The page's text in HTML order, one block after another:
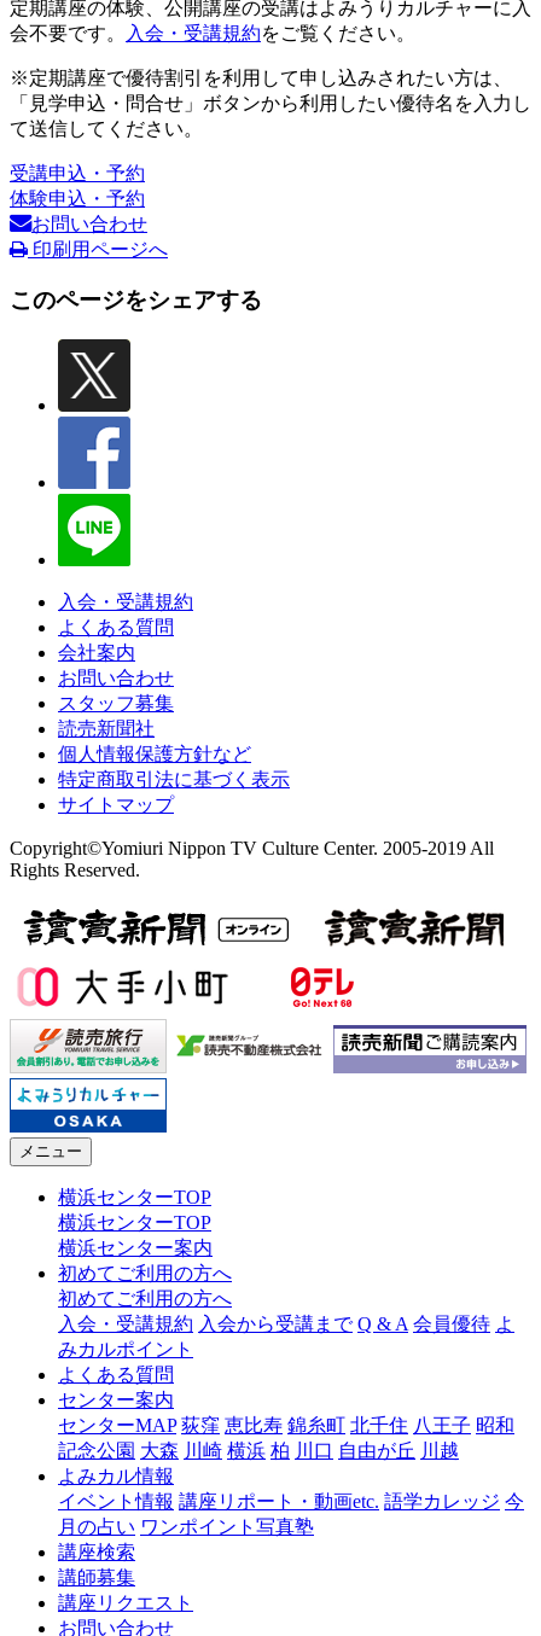
定期講座の体験、公開講座の受講はよみうりカルチャーに入
会不要です。
入会・受講規約をご覧ください。
※定期講座で優待割引を利用して申し込みされたい方は、
「見学申込・問合せ」ボタンから利用したい優待名を入力し
て送信してください。
受講申込・予約
体験申込・予約
お問い合わせ
印刷用ページへ
このページをシェアする
入会・受講規約
よくある質問
会社案内
お問い合わせ
スタッフ募集
読売新聞社
個人情報保護方針など
特定商取引法に基づく表示
サイトマップ
Copyright©Yomiuri Nippon TV Culture Center. 2005-2019 All
Rights Reserved.
メニュー
横浜センターTOP
横浜センターTOP
横浜センター案内
初めてご利用の方へ
初めてご利用の方へ
入会・受講規約 入会から受講まで Q & A 会員優待 よ
みカルポイント
よくある質問
センター案内
センターMAP 荻窪 恵比寿 錦糸町 北千住 八王子 昭和
記念公園 大森 川崎 横浜 柏 川口 自由が丘 川越
よみカル情報
イベント情報 講座リポート・動画etc. 語学カレッジ 今
月の占い ワンポイント写真塾
講座検索
講師募集
講座リクエスト
お問い合わせ